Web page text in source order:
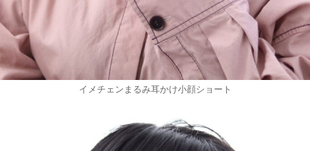
イメチェンまるみ耳かけ小顔ショート